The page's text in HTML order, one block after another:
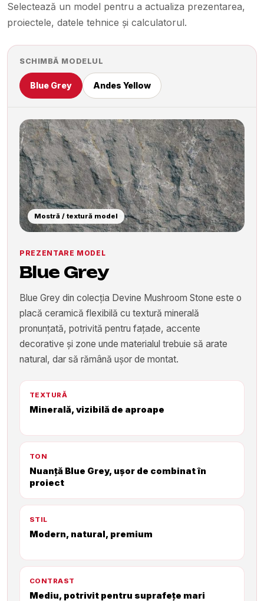
Selectează un model pentru a actualiza prezentarea,
proiectele, datele tehnice și calculatorul.
SCHIMBĂ MODELUL
Blue Grey Andes Yellow
Mostră / textură model
PREZENTARE MODEL
Blue Grey
Blue Grey din colecția Devine Mushroom Stone este o
placă ceramică flexibilă cu textură minerală
pronunțată, potrivită pentru fațade, accente
decorative și zone unde materialul trebuie să arate
natural, dar să rămână ușor de montat.
TEXTURĂ
Minerală, vizibilă de aproape
TON
Nuanță Blue Grey, ușor de combinat în
proiect
STIL
Modern, natural, premium
CONTRAST
Mediu, potrivit pentru suprafețe mari